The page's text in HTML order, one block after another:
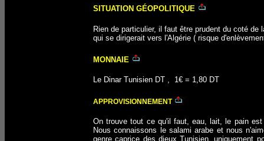
SITUATION GÉOPOLITIQUE
Rien de particulier, il faut être prudent du coté
qui se dirigerait vers l'Algérie ( risque
MONNAIE
Le Dinar Tunisien DT , 1€ = 1,80 DT
APPROVISIONNEMENT
On trouve tout ce qu'il faut, eau, lait, le pain est
Nous connaissons le salami arabe et nous
genre caprice des dieux Tunisien, uniquement